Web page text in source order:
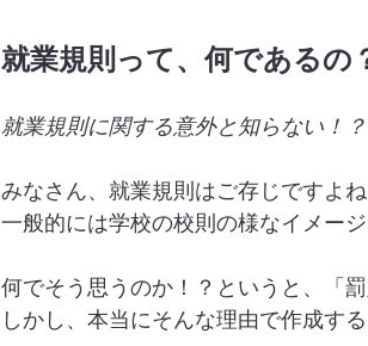
就業規則って、何であるの
就業規則に関する意外と知らない！？
みなさん、就業規則はご存じですよね
一般的には学校の校則の様なイメージ
何でそう思うのか！？というと、「
しかし、本当にそんな理由で作成す